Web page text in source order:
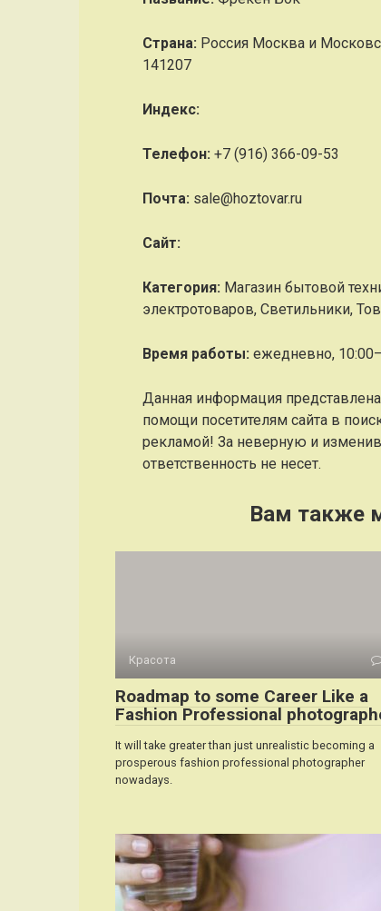
Страна: Россия Москва и
141207
Индекс:
Телефон: +7 (916) 366-09-53
Почта: sale@hoztovar.ru
Cайт:
Категория: Магазин бытовой
электротоваров, Светильники,
Время работы: ежедневно,
Данная информация
помощи посетителям сайта в
рекламой! За неверную и
ответственность не несет.
Вам также
Красота
Roadmap to some Career Like a
Fashion Professional
It will take greater than just unrealistic becoming a
prosperous fashion professional photographer
nowadays.